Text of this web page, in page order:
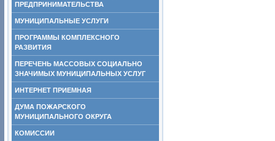
ПРЕДПРИНИМАТЕЛЬСТВА
МУНИЦИПАЛЬНЫЕ УСЛУГИ
ПРОГРАММЫ КОМПЛЕКСНОГО
РАЗВИТИЯ
ПЕРЕЧЕНЬ МАССОВЫХ СОЦИАЛЬНО
ЗНАЧИМЫХ МУНИЦИПАЛЬНЫХ УСЛУГ
ИНТЕРНЕТ ПРИЕМНАЯ
ДУМА ПОЖАРСКОГО
МУНИЦИПАЛЬНОГО ОКРУГА
КОМИССИИ